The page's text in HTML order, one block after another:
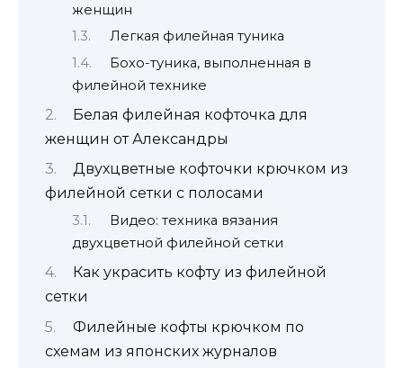
женщин
Легкая филейная туника
Бохо-туника, выполненная в
филейной технике
Белая филейная кофточка для
женщин от Александры
Двухцветные кофточки крючком из
филейной сетки с полосами
Видео: техника вязания
двухцветной филейной сетки
Как украсить кофту из филейной
сетки
Филейные кофты крючком по
схемам из японских журналов